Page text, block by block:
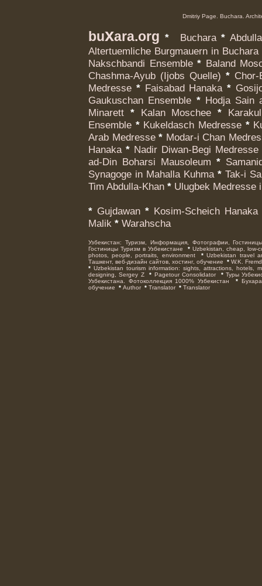
Dmitriy Page. Buchara.
buxara.org * Buchara *
Altertuemliche Burgmauern in Buchara
Nakschbandi Ensemble * Baland
Chashma-Ayub (Ijobs Quelle) *
Medresse *Faisabad Hanaka *
Gaukuschan Ensemble *Hodja Sain
Minarett *Kalan Moschee *
Ensemble *Kukeldasch Medresse *
Arab Medresse * Modar-i Chan
Hanaka * Nadir Diwan-Begi Medresse
ad-Din Boharsi Mausoleum *
Synagoge in Mahalla Kuhma * Tak-i
Tim Abdulla-Khan * Ulugbek Medresse
* Gujdawan * Kosim-Scheich Hanaka
Malik * Warahscha
Узбекистан: Туризм, Информация, Фотографии,
Гостиницы Туризм в Узбекистане
*Uzbekistan, cheap, low-
photos, people, portraits, environment*Uzbekistan travel
Ташкент, веб-дизайн сайтов, хостинг, обучение * W.K.
* Uzbekistan tourism information: sights, attractions, hotels,
designing, Sergey Z* Pagetour Consolidator* Туры
Узбекистана. Фотоколлекция 1000% Узбекистан *
обучение * Author* Translator* Translator